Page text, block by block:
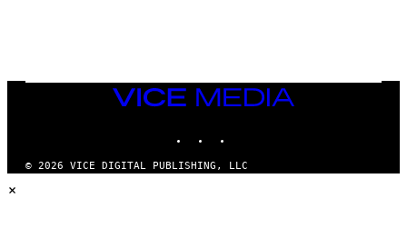
VICE
MEDIA
© 2026 VICE DIGITAL PUBLISHING, LLC
×